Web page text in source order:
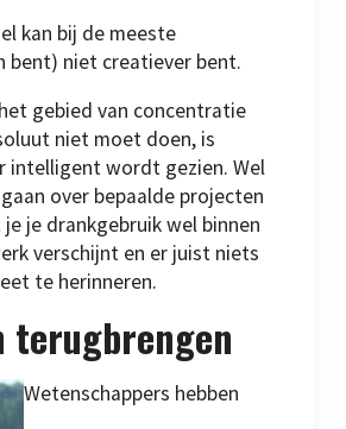
kan bij de meeste
bent) niet creatiever bent.
gebied van concentratie
niet moet doen, is
intelligent wordt gezien. Wel
over bepaalde projecten
je drankgebruik wel binnen
verschijnt en er juist niets
te herinneren.
terugbrengen
Wetenschappers hebben